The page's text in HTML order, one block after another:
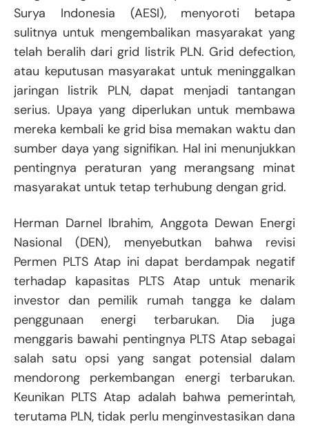
Surya Indonesia (AESI), menyoroti betapa
sulitnya untuk mengembalikan masyarakat yang
telah beralih dari grid listrik PLN. Grid defection,
atau keputusan masyarakat untuk meninggalkan
jaringan listrik PLN, dapat menjadi tantangan
serius. Upaya yang diperlukan untuk membawa
mereka kembali ke grid bisa memakan waktu dan
sumber daya yang signifikan. Hal ini menunjukkan
pentingnya peraturan yang merangsang minat
masyarakat untuk tetap terhubung dengan grid.
Herman Darnel Ibrahim, Anggota Dewan Energi
Nasional (DEN), menyebutkan bahwa revisi
Permen PLTS Atap ini dapat berdampak negatif
terhadap kapasitas PLTS Atap untuk menarik
investor dan pemilik rumah tangga ke dalam
penggunaan energi terbarukan. Dia juga
menggaris bawahi pentingnya PLTS Atap sebagai
salah satu opsi yang sangat potensial dalam
mendorong perkembangan energi terbarukan.
Keunikan PLTS Atap adalah bahwa pemerintah,
terutama PLN, tidak perlu menginvestasikan dana